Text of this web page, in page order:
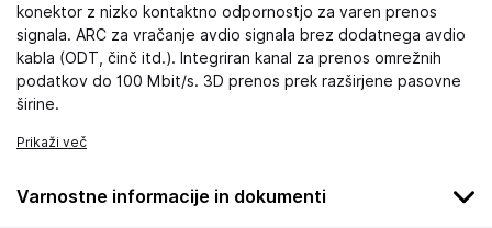
konektor z nizko kontaktno odpornostjo za varen prenos
signala. ARC za vračanje avdio signala brez dodatnega avdio
kabla (ODT, činč itd.). Integriran kanal za prenos omrežnih
podatkov do 100 Mbit/s. 3D prenos prek razširjene pasovne
širine.
Prikaži več
Varnostne informacije in dokumenti